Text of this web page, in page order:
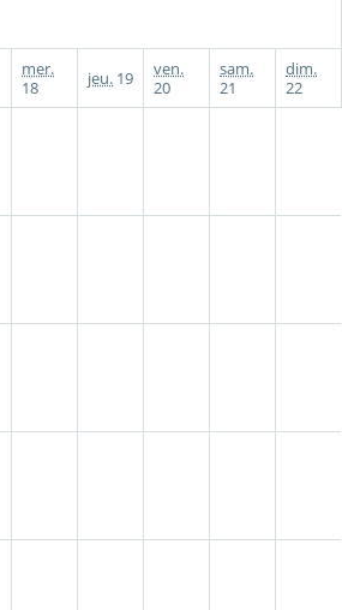
mer.
18
jeu. 19
ven.
20
sam.
21
dim.
22